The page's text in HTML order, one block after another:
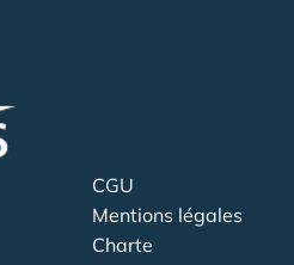
CGU
Mentions légales
Charte